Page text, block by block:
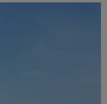
7 août, le